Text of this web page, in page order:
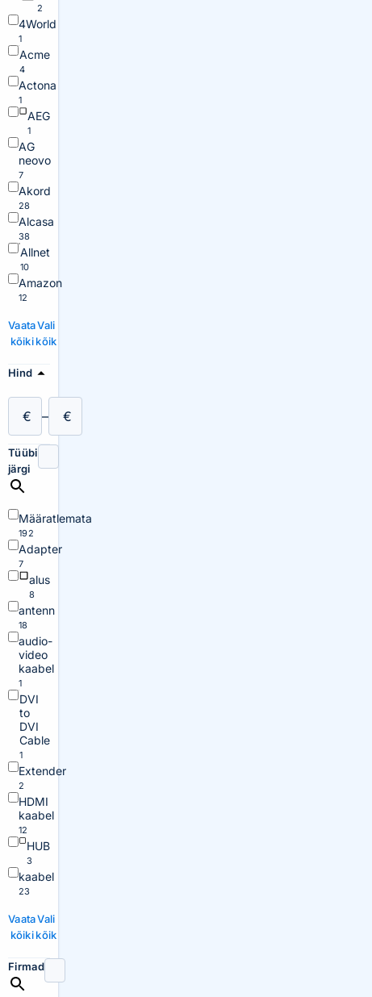
2
4World
1
Acme
4
Actona
1
AEG
1
AG
neovo
7
Akord
28
Alcasa
38
Allnet
10
Amazon
12
Vaata
kõiki
Vali
kõik
Hind
€ – €
Tüübi
järgi
Määratlemata
192
Adapter
7
alus
8
antenn
18
audio-
video
kaabel
1
DVI
to
DVI
Cable
1
Extender
2
HDMI
kaabel
12
HUB
3
kaabel
23
Vaata
kõiki
Vali
kõik
Firmad